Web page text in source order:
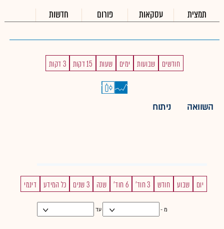
תמצית עסקאות פורום חדשות
חודשים שבועות ימים שעות 15 דקות 3 דקות
השוואה ניתוח
יום שבוע חודש 3 חוד' 6 חוד' שנה 3 שנים כל המידע דינמי
מ - עד